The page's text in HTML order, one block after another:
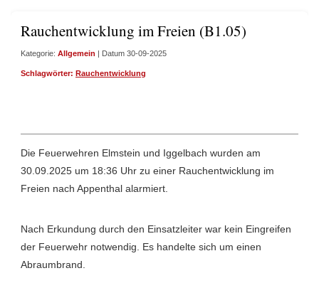
Rauchentwicklung im Freien (B1.05)
Kategorie: Allgemein | Datum 30-09-2025
Schlagwörter: Rauchentwicklung
Die Feuerwehren Elmstein und Iggelbach wurden am
30.09.2025 um 18:36 Uhr zu einer Rauchentwicklung im
Freien nach Appenthal alarmiert.
Nach Erkundung durch den Einsatzleiter war kein Eingreifen
der Feuerwehr notwendig. Es handelte sich um einen
Abraumbrand.